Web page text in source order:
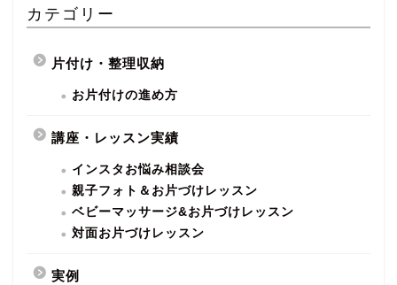
カテゴリー
片付け・整理収納
お片付けの進め方
講座・レッスン実績
インスタお悩み相談会
親子フォト＆お片づけレッスン
ベビーマッサージ&お片づけレッスン
対面お片づけレッスン
実例